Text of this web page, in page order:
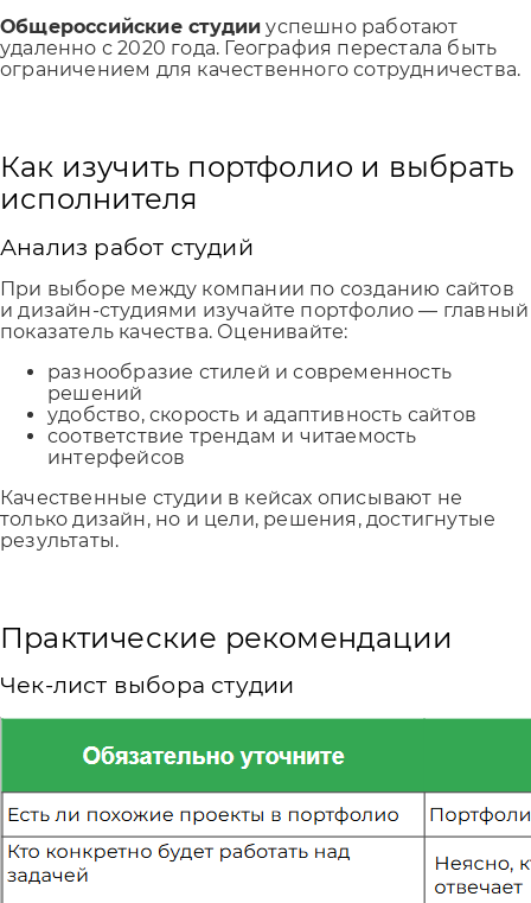
Общероссийские студии успешно работают
удаленно с 2020 года. География перестала быть
ограничением для качественного сотрудничества.
Как изучить портфолио и выбрать
исполнителя
Анализ работ студий
При выборе между компании по созданию сайтов
и дизайн-студиями изучайте портфолио — главный
показатель качества. Оценивайте:
разнообразие стилей и современность
решений
удобство, скорость и адаптивность сайтов
соответствие трендам и читаемость
интерфейсов
Качественные студии в кейсах описывают не
только дизайн, но и цели, решения, достигнутые
результаты.
Практические рекомендации
Чек-лист выбора студии